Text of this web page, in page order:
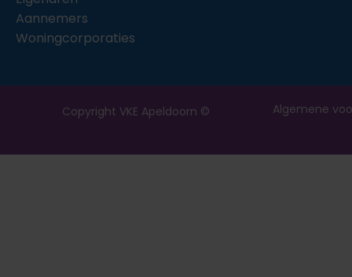
Aannemers
Woningcorporaties
Copyright VKE Apeldoorn © Algemene